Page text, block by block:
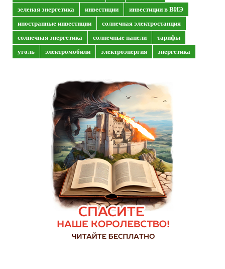
зеленая энергетика
инвестиции
инвестиции в ВИЭ
иностранные инвестиции
солнечная электростанция
солнечная энергетика
солнечные панели
тарифы
уголь
электромобили электроэнергия энергетика